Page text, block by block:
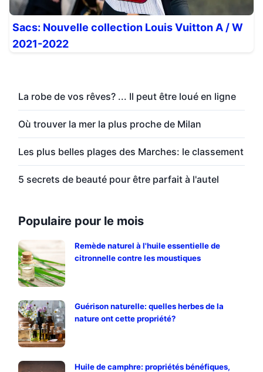
Sacs: Nouvelle collection Louis Vuitton A / W
2021-2022
La robe de vos rêves? ... Il peut être loué en ligne
Où trouver la mer la plus proche de Milan
Les plus belles plages des Marches: le classement
5 secrets de beauté pour être parfait à l'autel
Populaire pour le mois
Remède naturel à l'huile essentielle de
citronnelle contre les moustiques
Guérison naturelle: quelles herbes de la
nature ont cette propriété?
Huile de camphre: propriétés bénéfiques,